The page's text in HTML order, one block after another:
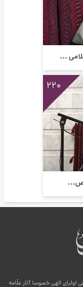
...
220
اولیای الهی خصوصا آثار علّامه